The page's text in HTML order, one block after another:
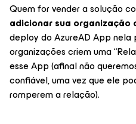
Quem for vender a solução
adicionar sua organização
deploy do AzureAD App nela
organizações criem uma
esse App (afinal não
confiável, uma vez que ele
romperem a relação).